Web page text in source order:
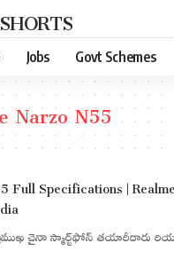
Jobs Govt Schemes
Narzo N55
Full Specifications |
ప్రముఖ చైనా స్మార్ట్‌ఫోన్ తయారీదారు